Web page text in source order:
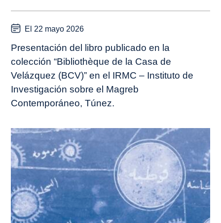
El 22 mayo 2026
Presentación del libro publicado en la
colección “Bibliothèque de la Casa de
Velázquez (BCV)” en el IRMC – Instituto de
Investigación sobre el Magreb
Contemporáneo, Túnez.